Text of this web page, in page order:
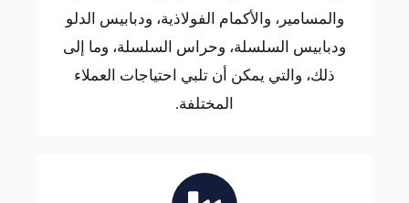
والمسامير، والأكمام الفولاذية، ودبابيس الدلو
ودبابيس السلسلة، وحراس السلسلة، وما إلى
ذلك، والتي يمكن أن تلبي احتياجات العملاء
المختلفة.